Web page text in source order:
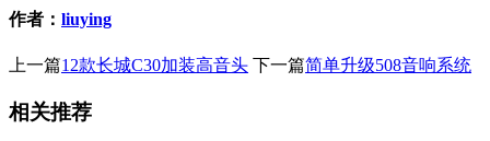
作者： liuying
上一篇12款长城C30加装高音头 下一篇简单升级508音响系统
相关推荐